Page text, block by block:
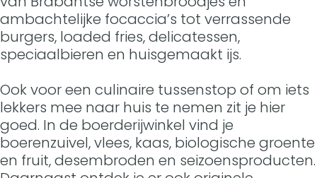
ambachtelijke focaccia’s tot verrassende
burgers, loaded fries, delicatessen,
speciaalbieren en huisgemaakt ijs.
Ook voor een culinaire tussenstop of om iets
lekkers mee naar huis te nemen zit je hier
goed. In de boerderijwinkel vind je
boerenzuivel, vlees, kaas, biologische groente
en fruit, desembroden en seizoensproducten.